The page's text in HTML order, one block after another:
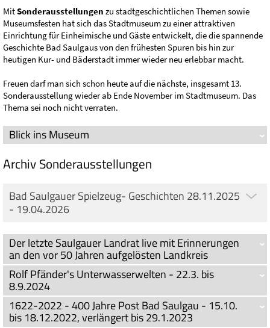
MitSonderausstellungen zu stadtgeschichtlichen Themen sowie
Museumsfesten hat sich das Stadtmuseum zu einer attraktiven
Einrichtung für Einheimische und Gäste entwickelt, die die spannende
Geschichte Bad Saulgaus von den frühesten Spuren bis hin zur
heutigen Kur- und Bäderstadt immer wieder neu erlebbar macht.
Freuen darf man sich schon heute auf die nächste, insgesamt 13.
Sonderausstellung wieder ab Ende November im Stadtmuseum. Das
Thema sei noch nicht verraten.
Blick ins Museum
Archiv Sonderausstellungen
Bad Saulgauer Spielzeug- Geschichten 28.11.2025
- 19.04.2026
Der letzte Saulgauer Landrat live mit Erinnerungen
an den vor 50 Jahren aufgelösten Landkreis
Rolf Pfänder's Unterwasserwelten - 22.3. bis
8.9.2024
1622-2022 - 400 Jahre Post Bad Saulgau - 15.10.
bis 18.12.2022, verlängert bis 29.1.2023